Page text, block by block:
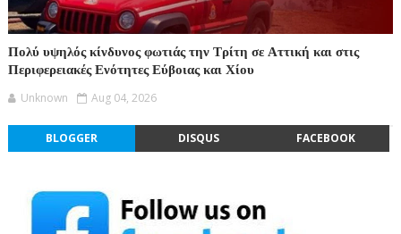
Πολύ υψηλός κίνδυνος φωτιάς την Τρίτη σε Αττική και στις
Περιφερειακές Ενότητες Εύβοιας και Χίου
Unknown Aug 04, 2026
BLOGGER DISQUS FACEBOOK